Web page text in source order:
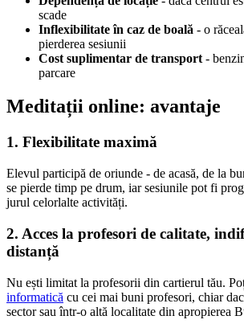
scade
Inflexibilitate în caz de boală - o
pierderea sesiunii
Cost suplimentar de transport -
parcare
Meditații online: avantaje
1. Flexibilitate maximă
Elevul participă de oriunde - de acasă, de la
se pierde timp pe drum, iar sesiunile pot fi
jurul celorlalte activități.
2. Acces la profesori de calitate,
distanță
Nu ești limitat la profesorii din cartierul tău.
informatică cu cei mai buni profesori, chiar
sector sau într-o altă localitate din apropierea